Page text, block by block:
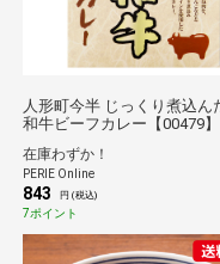
人形町今半 じっくり煮込ん
和牛ビーフカレー【00479】
在庫わずか！
PERIE Online
843 円 (税込)
7ポイント